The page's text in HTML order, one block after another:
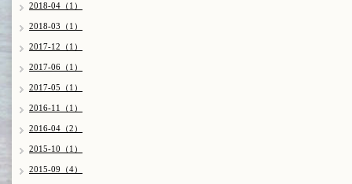
2018-04（1）
2018-03（1）
2017-12（1）
2017-06（1）
2017-05（1）
2016-11（1）
2016-04（2）
2015-10（1）
2015-09（4）